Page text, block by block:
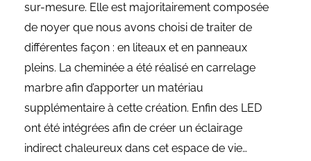
sur-mesure. Elle est majoritairement composée
de noyer que nous avons choisi de traiter de
différentes façon : en liteaux et en panneaux
pleins. La cheminée a été réalisé en carrelage
marbre afin d’apporter un matériau
supplémentaire à cette création. Enfin des LED
ont été intégrées afin de créer un éclairage
indirect chaleureux dans cet espace de vie…